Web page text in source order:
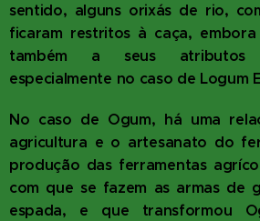
sentido, alguns orixás de rio,
ficaram restritos à caça,
também a seus atributos
especialmente no caso de Logum
No caso de Ogum, há uma
agricultura e o artesanato do
produção das ferramentas
com que se fazem as armas de
espada, e que transformou